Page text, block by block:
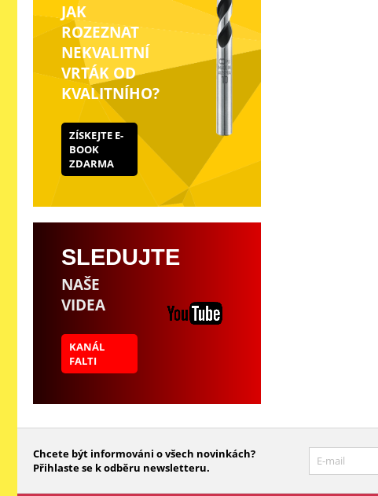
JAK
ROZEZNAT
NEKVALITNÍ
VRTÁK OD
KVALITNÍHO?
ZÍSKEJTE E-
BOOK
ZDARMA
SLEDUJTE
NAŠE
VIDEA
KANÁL
FALTI
Chcete být informováni o všech novinkách?
Přihlaste se k odběru newsletteru.